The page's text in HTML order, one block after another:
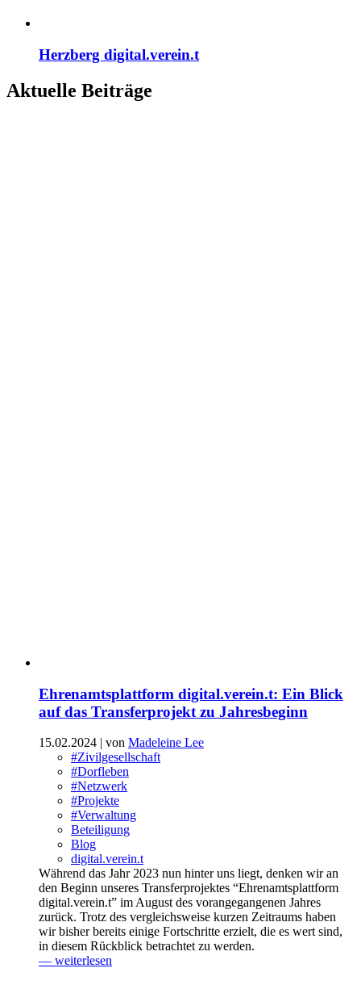
Herzberg digital.verein.t
Aktuelle Beiträge
Ehrenamtsplattform digital.verein.t: Ein Blick
auf das Transferprojekt zu Jahresbeginn
15.02.2024 | von Madeleine Lee
#Zivilgesellschaft
#Dorfleben
#Netzwerk
#Projekte
#Verwaltung
Beteiligung
Blog
digital.verein.t
Während das Jahr 2023 nun hinter uns liegt, denken wir an
den Beginn unseres Transferprojektes “Ehrenamtsplattform
digital.verein.t” im August des vorangegangenen Jahres
zurück. Trotz des vergleichsweise kurzen Zeitraums haben
wir bisher bereits einige Fortschritte erzielt, die es wert sind,
in diesem Rückblick betrachtet zu werden.
— weiterlesen